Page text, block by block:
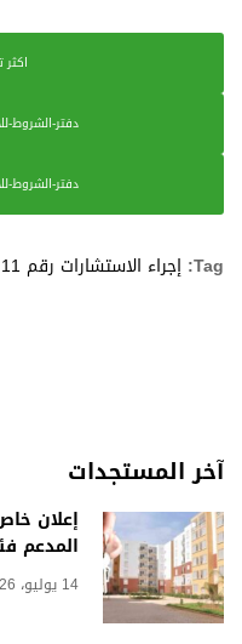
دفتر-الشروط-
دفتر-الشروط-
Tag: إجراء الاستشارات رقم 11 12 13 14 15 /2026
آخر المستجدات
إعلان
المدعم
14 يوليو، 2026